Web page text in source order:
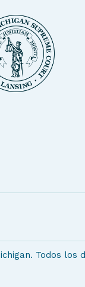
Todos los